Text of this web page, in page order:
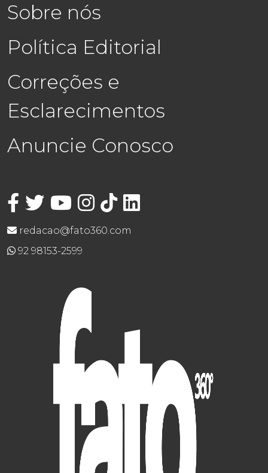
Sobre nós
Política Editorial
Correções e
Esclarecimentos
Anuncie Conosco
redacao@fato360.com
92 98153-2599